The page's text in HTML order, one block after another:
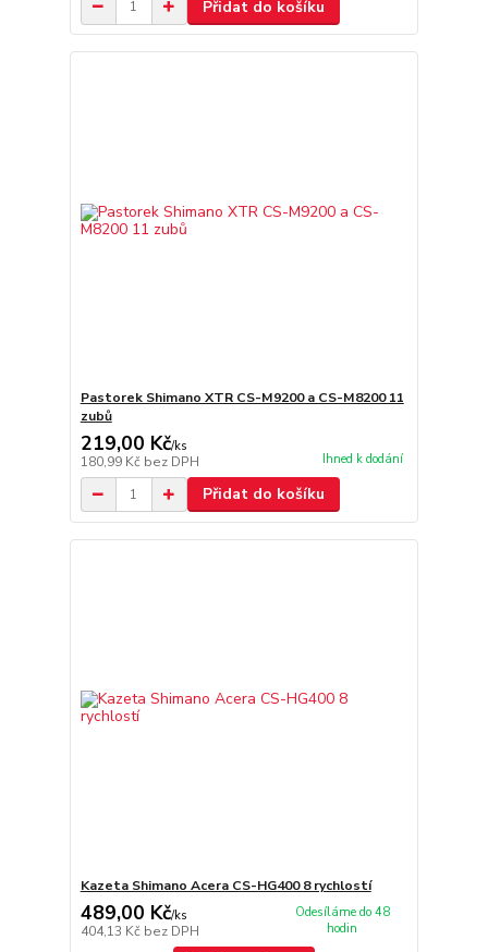
Přidat do košíku
Pastorek Shimano XTR CS-M9200 a CS-M8200 11
zubů
219,00 Kč/ks
180,99 Kč bez DPH Ihned k dodání
Přidat do košíku
Kazeta Shimano Acera CS-HG400 8 rychlostí
489,00 Kč/ks
404,13 Kč bez DPH
Odesíláme do 48
hodin